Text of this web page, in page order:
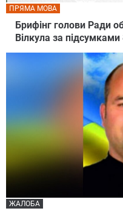
Брифінг голови Ради
Вілкула за підсумками
ПРЯМА МОВА
ЖАЛОБА